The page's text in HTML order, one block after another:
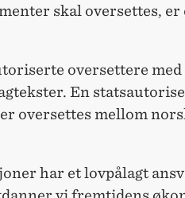
skal oversettes,
oversettere
En
oversettes mellom
har et lovpålagt